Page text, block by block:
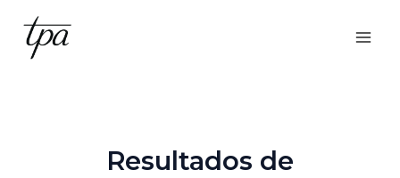
contenido
Resultados de